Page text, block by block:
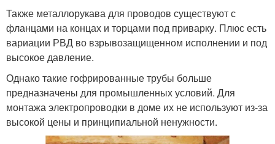
Также металлорукава для проводов существуют с
фланцами на концах и торцами под приварку. Плюс есть
вариации РВД во взрывозащищенном исполнении и под
высокое давление.
Однако такие гофрированные трубы больше
предназначены для промышленных условий. Для
монтажа электропроводки в доме их не используют из-за
высокой цены и принципиальной ненужности.